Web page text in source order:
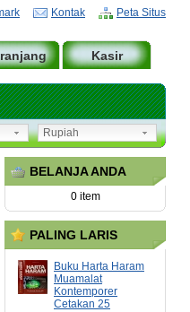
Kontak Peta Situs
Kasir
Rupiah
BELANJA ANDA
0 item
PALING LARIS
Buku Harta Haram
Muamalat
Kontemporer
Cetakan 25